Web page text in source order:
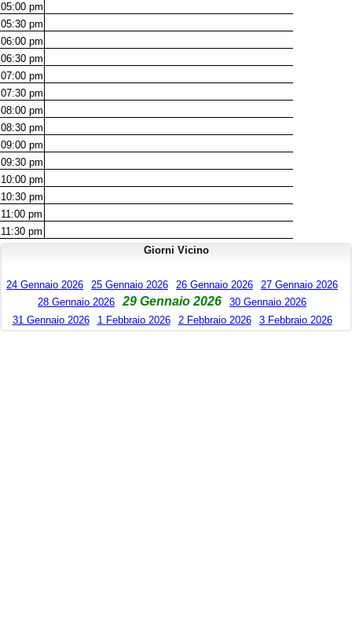
05:00 pm
05:30 pm
06:00 pm
06:30 pm
07:00 pm
07:30 pm
08:00 pm
08:30 pm
09:00 pm
09:30 pm
10:00 pm
10:30 pm
11:00 pm
11:30 pm
Giorni Vicino
24 Gennaio 2026 25 Gennaio 2026 26 Gennaio 2026
27 Gennaio 2026
28 Gennaio 2026
29 Gennaio 2026
30 Gennaio 2026
31 Gennaio 2026
1 Febbraio 2026 2 Febbraio 2026 3 Febbraio 2026